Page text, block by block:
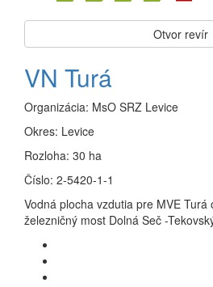
Otvor revír
VN Turá
Organizácia: MsO SRZ Levice
Okres: Levice
Rozloha: 30 ha
Číslo: 2-5420-1-1
Vodná plocha vzdutia pre MVE Turá
železničný most Dolná Seč -